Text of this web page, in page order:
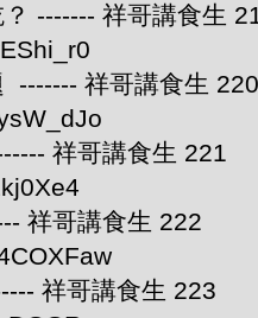
------- 祥哥講食生
------- 祥哥講食生 220
祥哥講食生 221
祥哥講食生 222
祥哥講食生 223